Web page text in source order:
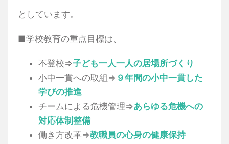
としています。
■学校教育の重点目標は、
不登校⇒子ども一人一人の居場所づくり
小中一貫への取組⇒ ９年間の小中一貫した
学びの推進
チームによる危機管理⇒あらゆる危機への
対応体制整備
働き方改革⇒教職員の心身の健康保持